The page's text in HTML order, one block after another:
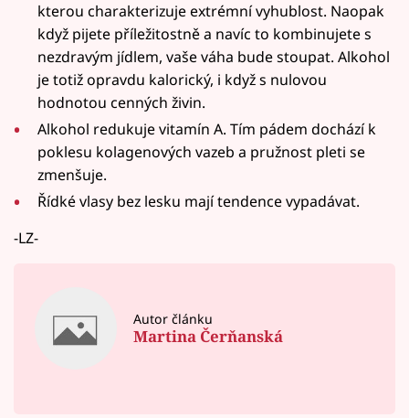
kterou charakterizuje extrémní vyhublost. Naopak
když pijete příležitostně a navíc to kombinujete s
nezdravým jídlem, vaše váha bude stoupat. Alkohol
je totiž opravdu kalorický, i když s nulovou
hodnotou cenných živin.
Alkohol redukuje vitamín A. Tím pádem dochází k
poklesu kolagenových vazeb a pružnost pleti se
zmenšuje.
Řídké vlasy bez lesku mají tendence vypadávat.
-LZ-
Autor článku
Martina Čerňanská